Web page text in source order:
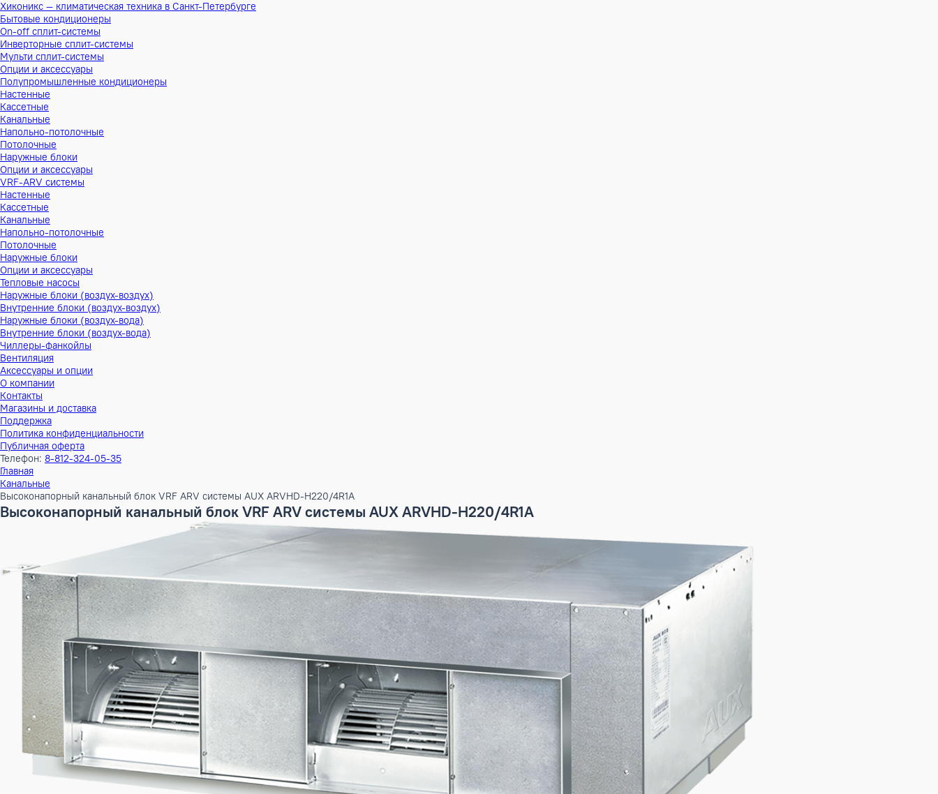
Хиконикс — климатическая техника в Санкт-Петербурге
Бытовые кондиционеры
On-off сплит-системы
Инверторные сплит-системы
Мульти сплит-системы
Опции и аксессуары
Полупромышленные кондиционеры
Настенные
Кассетные
Канальные
Напольно-потолочные
Потолочные
Наружные блоки
Опции и аксессуары
VRF-ARV системы
Настенные
Кассетные
Канальные
Напольно-потолочные
Потолочные
Наружные блоки
Опции и аксессуары
Тепловые насосы
Наружные блоки (воздух-воздух)
Внутренние блоки (воздух-воздух)
Наружные блоки (воздух-вода)
Внутренние блоки (воздух-вода)
Чиллеры-фанкойлы
Вентиляция
Аксессуары и опции
О компании
Контакты
Магазины и доставка
Поддержка
Политика конфиденциальности
Публичная оферта
Телефон:8-812-324-05-35
Высоконапорный канальный блок VRF ARV системы AUX ARVHD-H220/4R1A
Высоконапорный канальный блок VRF ARV системы AUX ARVHD-H220/4R1A